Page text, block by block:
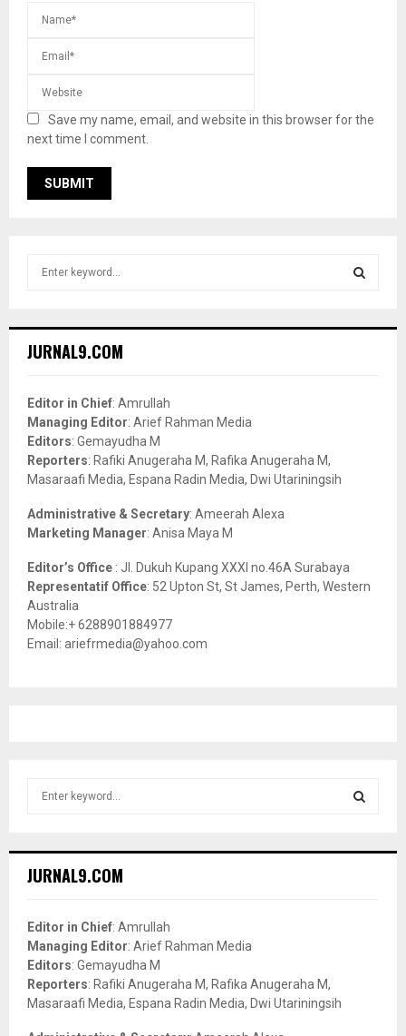
Save my name, email, and website in this browser for the
next time I comment.
h
o
r
:
JURNAL9.COM
Editor in Chief: Amrullah
Managing Editor: Arief Rahman Media
Editors: Gemayudha M
Reporters: Rafiki Anugeraha M, Rafika Anugeraha M,
Masaraafi Media, Espana Radin Media, Dwi Utariningsih
Administrative & Secretary: Ameerah Alexa
Marketing Manager: Anisa Maya M
Editor’s Office : Jl. Dukuh Kupang XXXI no.46A Surabaya
Representatif Office: 52 Upton St, St James, Perth, Western
Australia
Mobile:+ 6288901884977
Email: ariefrmedia@yahoo.com
h
o
r
:
JURNAL9.COM
Editor in Chief: Amrullah
Managing Editor: Arief Rahman Media
Editors: Gemayudha M
Reporters: Rafiki Anugeraha M, Rafika Anugeraha M,
Masaraafi Media, Espana Radin Media, Dwi Utariningsih